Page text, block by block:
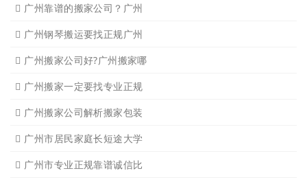
广州靠谱的搬家公司？广州
广州钢琴搬运要找正规广州
广州搬家公司好?广州搬家哪
广州搬家一定要找专业正规
广州搬家公司解析搬家包装
广州市居民家庭长短途大学
广州市专业正规靠谱诚信比